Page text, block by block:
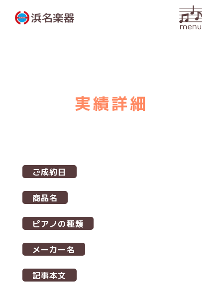
実績詳細
ご成約日
商品名
ピアノの種類
メーカー名
記事本文